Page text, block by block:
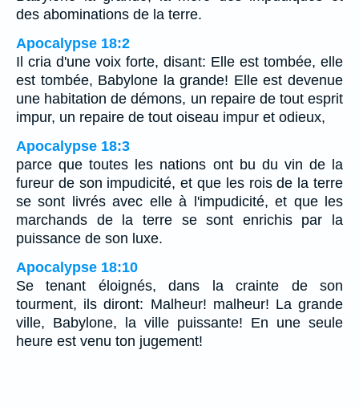
des abominations de la terre.
Apocalypse 18:2
Il cria d'une voix forte, disant: Elle est tombée, elle
est tombée, Babylone la grande! Elle est devenue
une habitation de démons, un repaire de tout esprit
impur, un repaire de tout oiseau impur et odieux,
Apocalypse 18:3
parce que toutes les nations ont bu du vin de la
fureur de son impudicité, et que les rois de la terre
se sont livrés avec elle à l'impudicité, et que les
marchands de la terre se sont enrichis par la
puissance de son luxe.
Apocalypse 18:10
Se tenant éloignés, dans la crainte de son
tourment, ils diront: Malheur! malheur! La grande
ville, Babylone, la ville puissante! En une seule
heure est venu ton jugement!